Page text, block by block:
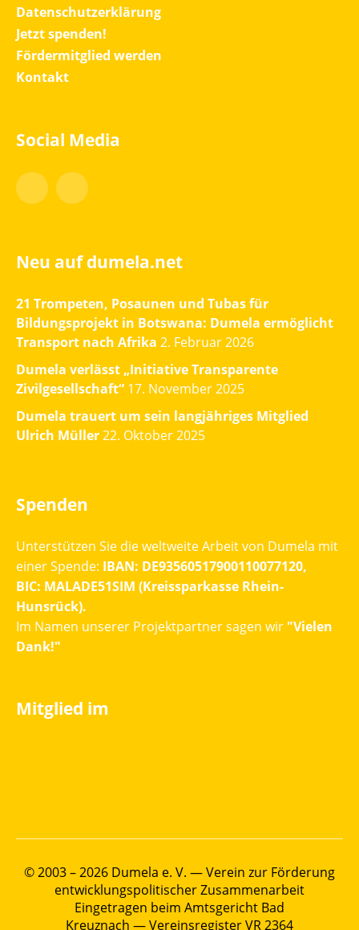
Datenschutzerklärung
Jetzt spenden!
Fördermitglied werden
Kontakt
Social Media
Facebook
Neu auf dumela.net
21 Trompeten, Posaunen und Tubas für
Bildungsprojekt in Botswana: Dumela ermöglicht
Transport nach Afrika 2. Februar 2026
Dumela verlässt „Initiative Transparente
Zivilgesellschaft“ 17. November 2025
Dumela trauert um sein langjähriges Mitglied
Ulrich Müller22. Oktober 2025
Spenden
Unterstützen Sie die weltweite Arbeit von Dumela mit
einer Spende: IBAN: DE93560517900110077120,
BIC: MALADE51SIM (Kreissparkasse Rhein-
Hunsrück).
Im Namen unserer Projektpartner sagen wir "Vielen
Dank!"
Mitglied im
© 2003 – 2026 Dumela e. V. — Verein zur Förderung
entwicklungspolitischer Zusammenarbeit
Eingetragen beim Amtsgericht Bad
Kreuznach — Vereinsregister VR 2364